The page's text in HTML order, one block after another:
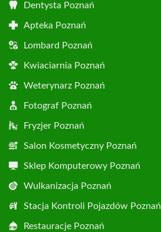
Dentysta Poznań
Apteka Poznań
Lombard Poznań
Kwiaciarnia Poznań
Weterynarz Poznań
Fotograf Poznań
Fryzjer Poznań
Salon Kosmetyczny Poznań
Sklep Komputerowy Poznań
Wulkanizacja Poznań
Stacja Kontroli Pojazdów Poznań
Restauracje Poznań